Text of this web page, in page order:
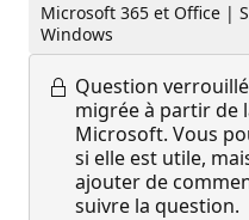
Microsoft 365 et Office |
Windows
Question
migrée à partir de
Microsoft. Vous
si elle est utile,
ajouter de
suivre la question.